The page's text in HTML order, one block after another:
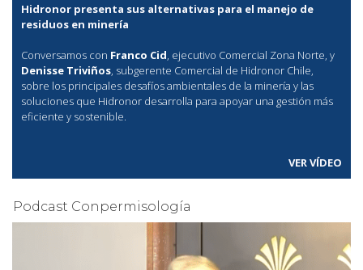
Hidronor presenta sus alternativas para el manejo de
residuos en minería
Conversamos con Franco Cid, ejecutivo Comercial Zona Norte, y
Denisse Triviños, subgerente Comercial de Hidronor Chile,
sobre los principales desafíos ambientales de la minería y las
soluciones que Hidronor desarrolla para apoyar una gestión más
eficiente y sostenible.
VER VÍDEO
Podcast Conpermisología